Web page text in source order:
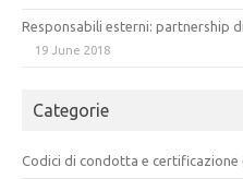
Responsabili esterni: partnership
19 June 2018
Categorie
Codici di condotta e certificazione